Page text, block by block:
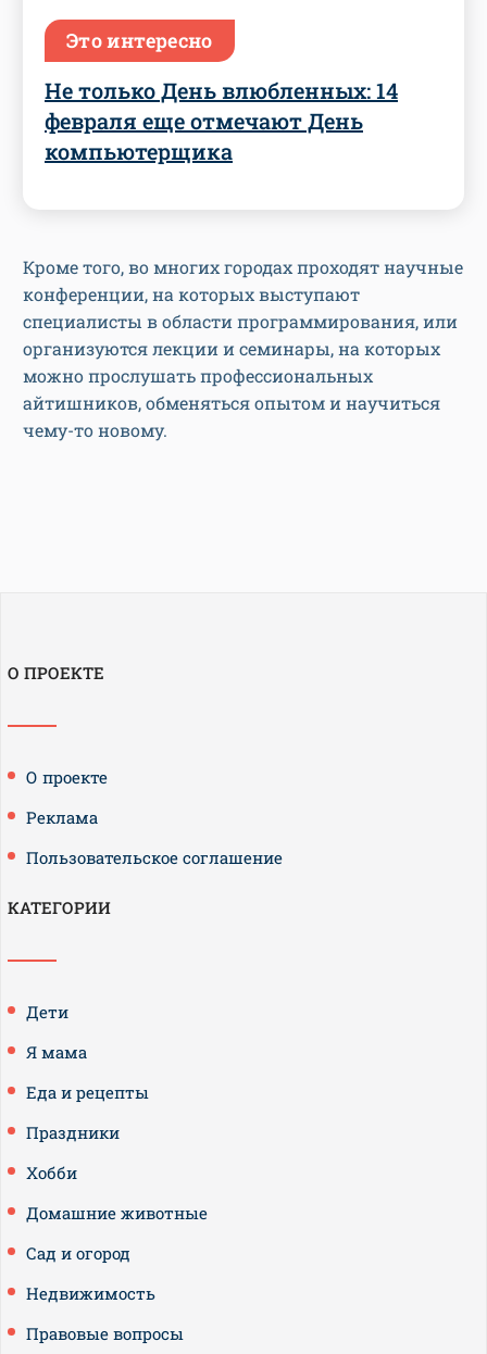
Это интересно
Не только День влюбленных: 14
февраля еще отмечают День
компьютерщика
Кроме того, во многих городах проходят научные
конференции, на которых выступают
специалисты в области программирования, или
организуются лекции и семинары, на которых
можно прослушать профессиональных
айтишников, обменяться опытом и научиться
чему-то новому.
О ПРОЕКТЕ
О проекте
Реклама
Пользовательское соглашение
КАТЕГОРИИ
Дети
Я мама
Еда и рецепты
Праздники
Хобби
Домашние животные
Сад и огород
Недвижимость
Правовые вопросы